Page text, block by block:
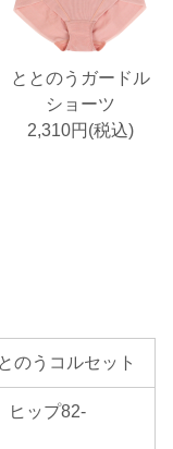
ととのうガードル
ショーツ
2,310円(税込)
のうコルセット
ヒップ82-